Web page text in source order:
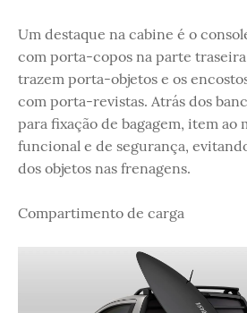
Um destaque na cabine é o
com porta-copos na parte
trazem porta-objetos e os
com porta-revistas. Atrás dos
para fixação de bagagem, item ao
funcional e de segurança,
dos objetos nas frenagens.
Compartimento de carga